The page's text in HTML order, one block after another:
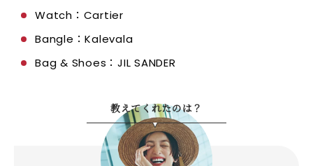
Watch：Cartier
Bangle：Kalevala
Bag & Shoes：JIL SANDER
教えてくれたのは？